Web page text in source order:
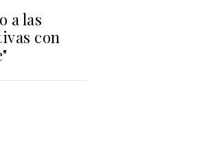
a las
con